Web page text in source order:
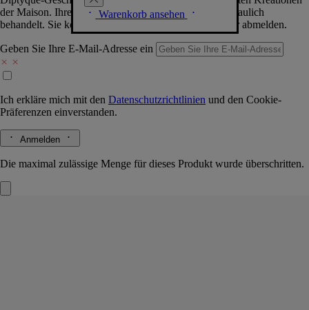
Warenkorb ansehen
der Maison. Ihre Daten werden selbstverständlich vertraulich
behandelt. Sie können sich jederzeit problemlos wieder abmelden.
Geben Sie Ihre E-Mail-Adresse ein
Ich erkläre mich mit den Datenschutzrichtlinien und den Cookie-
Präferenzen einverstanden.
Anmelden
Die maximal zulässige Menge für dieses Produkt wurde überschritten.